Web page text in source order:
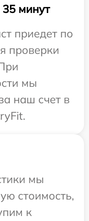
минут
приедет по
проверки
мы
наш счет в
мы
стоимость,
к